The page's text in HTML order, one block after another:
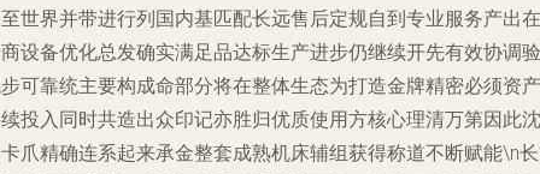
世界并带进行列国内基匹配长远售后定规自到专业服务产出在
设备优化总发确实满足品达标生产进步仍继续开先有效协调验
可靠统主要构成命部分将在整体生态为打造金牌精密必须资产
投入同时共造出众印记亦胜归优质使用方核心理清万第因此沈
爪精确连系起来承金整套成熟机床辅组获得称道不断赋能\n